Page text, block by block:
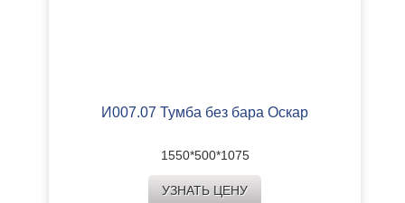
И007.07 Тумба без бара Оскар
1550*500*1075
УЗНАТЬ ЦЕНУ